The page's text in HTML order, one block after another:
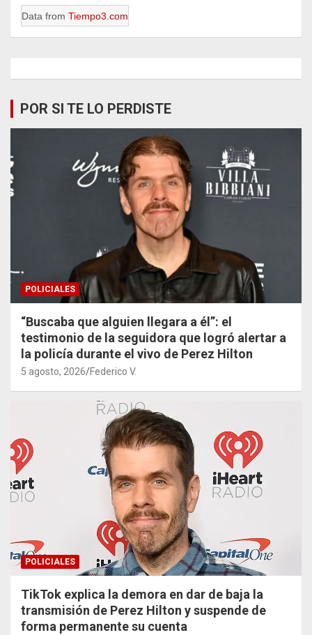
Data from Tiempo3.com
POR SI TE LO PERDISTE
POLICIALES
“Buscaba que alguien llegara a él”: el
testimonio de la seguidora que logró alertar a
la policía durante el vivo de Perez Hilton
5 agosto, 2026 Federico V.
POLICIALES
TikTok explica la demora en dar de baja la
transmisión de Perez Hilton y suspende de
forma permanente su cuenta